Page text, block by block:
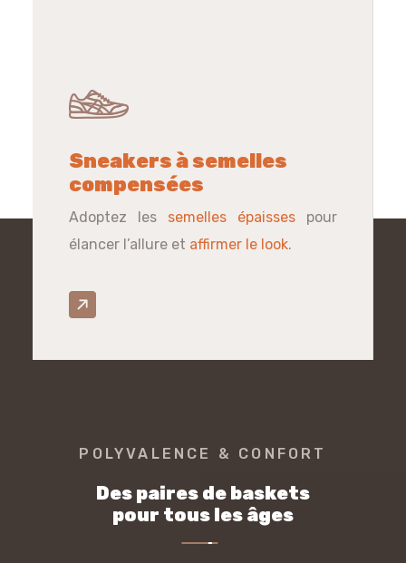
Sneakers à semelles
compensées
Adoptez les semelles épaisses pour
élancer l’allure et affirmer le look.
POLYVALENCE & CONFORT
Des paires de baskets
pour tous les âges